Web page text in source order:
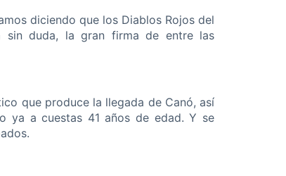
diciendo que los Diablos Rojos del
sin duda, la gran firma de entre las
que produce la llegada de Canó, así
ya a cuestas 41 años de edad. Y se